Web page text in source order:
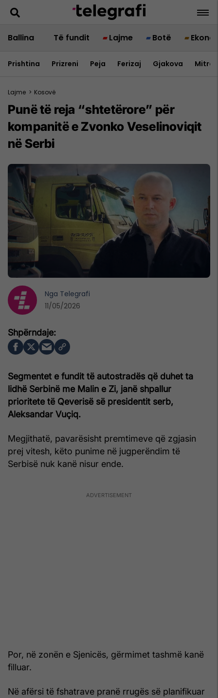
Ballina Të fundit Lajme Botë
Prishtina Prizreni Peja Ferizaj Gjakova
Lajme > Kosovë
Punë të reja “shtetërore” për
kompanitë e Zvonko Veselinoviqit
në Serbi
Segmentet e fundit të autostradës që duhet ta
lidhë Serbinë me Malin e Zi, janë shpallur
prioritete të Qeverisë së presidentit serb,
Aleksandar Vuçiq.
Megjithatë, pavarësisht premtimeve që zgjasin
prej vitesh, këto punime në jugperëndim të
Serbisë nuk kanë nisur ende.
Por, në zonën e Sjenicës, gërmimet tashmë kanë
filluar.
Në afërsi të fshatrave pranë rrugës së planifikuar
Nga Telegrafi
11/05/2026